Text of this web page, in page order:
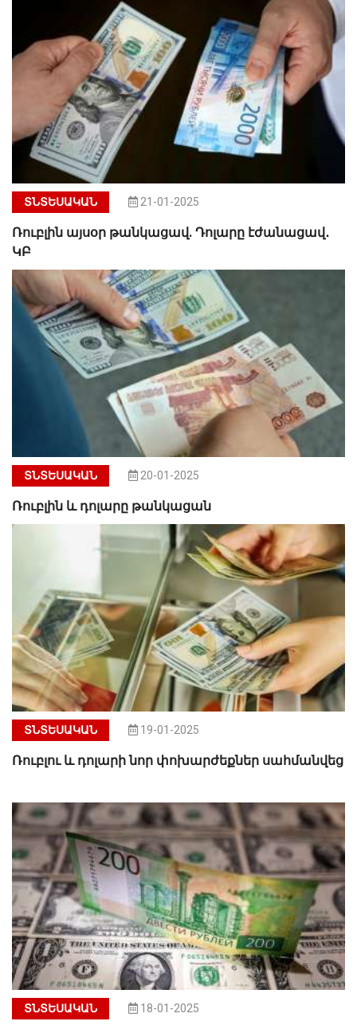
ՏՆՏԵՍԱԿԱՆ 21-01-2025
Ռուբլին այսօր թանկացավ. Դոլարը էժանացավ․
ԿԲ
ՏՆՏԵՍԱԿԱՆ 20-01-2025
Ռուբլին և դոլարը թանկացան
ՏՆՏԵՍԱԿԱՆ 19-01-2025
Ռուբլու և դոլարի նոր փոխարժեքներ սահմանվեց
ՏՆՏԵՍԱԿԱՆ 18-01-2025